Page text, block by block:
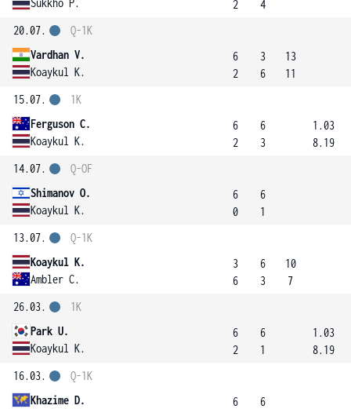
2
4
20.07.
Vardhan V.
Koaykul K.
Q-1K
6
2
3
6
13
11
15.07.
Ferguson C.
Koaykul K.
1K
6
2
6
3
1.03
8.19
14.07.
Shimanov O.
Koaykul K.
Q-OF
6
0
6
1
13.07.
Koaykul K.
Ambler C.
Q-1K
3
6
6
3
10
7
26.03.
Park U.
Koaykul K.
1K
6
2
6
1
1.03
8.19
16.03.
Khazime D.
Q-1K
6
6